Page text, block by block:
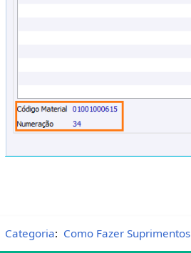
Categoria: Como Fazer Suprimentos